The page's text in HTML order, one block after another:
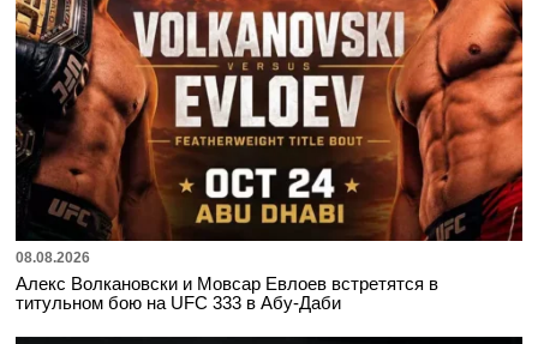
08.08.2026
Алекс Волкановски и Мовсар Евлоев встретятся в
титульном бою на UFC 333 в Абу-Даби